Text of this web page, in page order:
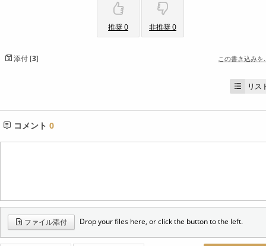
推奨 0 非推奨 0
添付 [3] この書き込みを
リス
コメント 0
ファイル添付 Drop your files here, or click the button to the left.